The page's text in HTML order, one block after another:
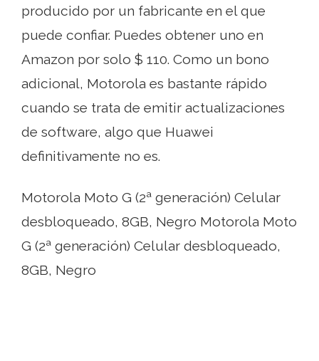
producido por un fabricante en el que
puede confiar. Puedes obtener uno en
Amazon por solo $ 110. Como un bono
adicional, Motorola es bastante rápido
cuando se trata de emitir actualizaciones
de software, algo que Huawei
definitivamente no es.
Motorola Moto G (2ª generación) Celular
desbloqueado, 8GB, Negro Motorola Moto
G (2ª generación) Celular desbloqueado,
8GB, Negro